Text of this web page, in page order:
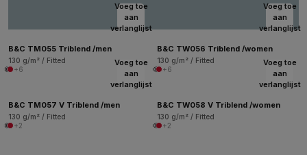
Voeg toe
aan
verlanglijst
B&C TM055 Triblend /men
130 g/m² / Fitted
+6
Voeg toe
aan
verlanglijst
B&C TW056 Triblend /women
130 g/m² / Fitted
+6
Voeg toe
aan
verlanglijst
B&C TM057 V Triblend /men
130 g/m² / Fitted
+2
Voeg toe
aan
verlanglijst
B&C TW058 V Triblend /women
130 g/m² / Fitted
+2